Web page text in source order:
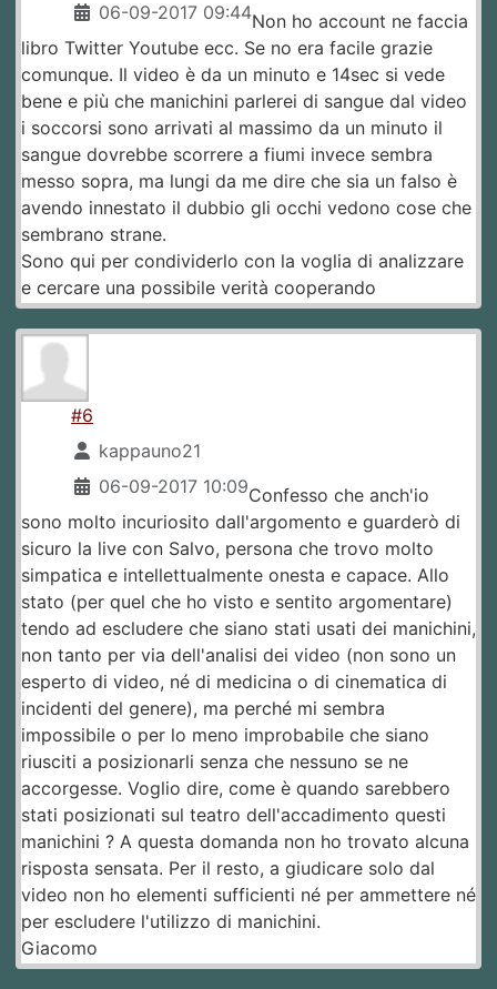
06-09-2017 09:44Non ho account ne faccia
libro Twitter Youtube ecc. Se no era facile grazie
comunque. Il video è da un minuto e 14sec si vede
bene e più che manichini parlerei di sangue dal video
i soccorsi sono arrivati al massimo da un minuto il
sangue dovrebbe scorrere a fiumi invece sembra
messo sopra, ma lungi da me dire che sia un falso è
avendo innestato il dubbio gli occhi vedono cose che
sembrano strane.
Sono qui per condividerlo con la voglia di analizzare
e cercare una possibile verità cooperando
#6
kappauno21
06-09-2017 10:09Confesso che anch'io
sono molto incuriosito dall'argomento e guarderò di
sicuro la live con Salvo, persona che trovo molto
simpatica e intellettualmente onesta e capace. Allo
stato (per quel che ho visto e sentito argomentare)
tendo ad escludere che siano stati usati dei manichini,
non tanto per via dell'analisi dei video (non sono un
esperto di video, né di medicina o di cinematica di
incidenti del genere), ma perché mi sembra
impossibile o per lo meno improbabile che siano
riusciti a posizionarli senza che nessuno se ne
accorgesse. Voglio dire, come è quando sarebbero
stati posizionati sul teatro dell'accadimento questi
manichini ? A questa domanda non ho trovato alcuna
risposta sensata. Per il resto, a giudicare solo dal
video non ho elementi sufficienti né per ammettere né
per escludere l'utilizzo di manichini.
Giacomo